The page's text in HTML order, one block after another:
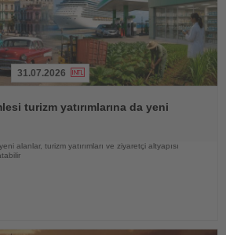
31.07.2026
turizm yatırımlarına da yeni
alanlar, turizm yatırımları ve ziyaretçi altyapısı